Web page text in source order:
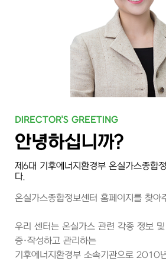
DIRECTOR'S GREETING
안녕하십니까?
제6대 기후에너지환경부 온실가스종합
다.
온실가스종합정보센터 홈페이지를 찾아
우리 센터는 온실가스 관련 각종 정보
증·작성하고 관리하는
기후에너지환경부 소속기관으로 2010